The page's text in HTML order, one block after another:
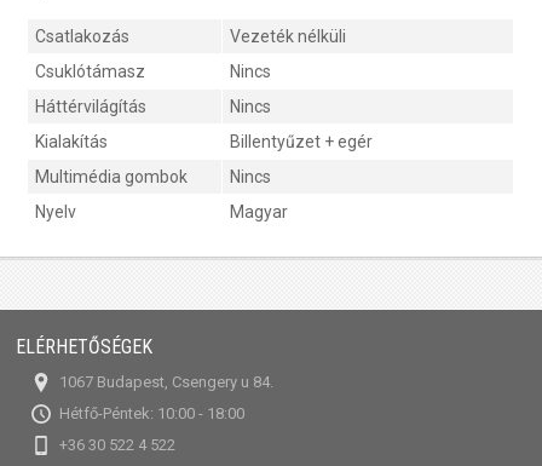
Csatlakozás
Vezeték nélküli
Csuklótámasz
Nincs
Háttérvilágítás
Nincs
Kialakítás
Billentyűzet + egér
Multimédia gombok
Nincs
Nyelv
Magyar
ELÉRHETŐSÉGEK
1067 Budapest, Csengery u 84.
Hétfő-Péntek: 10:00 - 18:00
+36 30 522 4 522